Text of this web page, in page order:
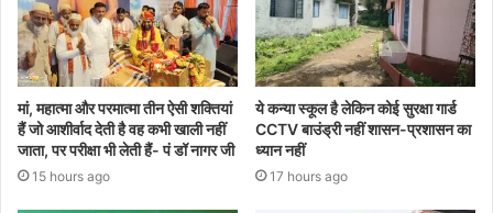
मां, महात्मा और परमात्मा तीन ऐसी शक्तियां
हैं जो आशीर्वाद देती है वह कभी खाली नहीं
जाता, पर परीक्षा भी लेती हैं- पं डॉ नागर जी
15 hours ago
ये कन्या स्कूल है लेकिन कोई सुरक्षा गार्ड
CCTV बाउंड्री नहीं शासन-प्रशासन का
ध्यान नहीं
17 hours ago